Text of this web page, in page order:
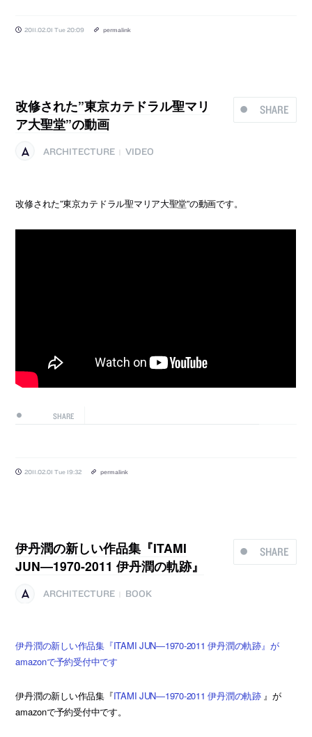
2011.02.01 Tue 20:09 permalink
SHARE
改修された”東京カテドラル聖マリ
ア大聖堂”の動画
ARCHITECTURE VIDEO
改修された”東京カテドラル聖マリア大聖堂”の動画です。
SHARE
2011.02.01 Tue 19:32 permalink
SHARE
伊丹潤の新しい作品集『ITAMI
JUN―1970‐2011 伊丹潤の軌跡』
ARCHITECTURE BOOK
伊丹潤の新しい作品集『ITAMI JUN―1970‐2011 伊丹潤の軌跡』が
amazonで予約受付中です
伊丹潤の新しい作品集『ITAMI JUN―1970‐2011 伊丹潤の軌跡 』が
amazonで予約受付中です。